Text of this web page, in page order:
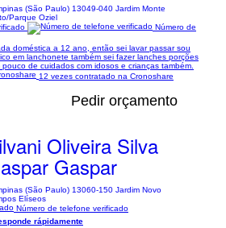
(São Paulo) 13049-040 Jardim Monte
Parque Oziel
Número de
doméstica a 12 ano, então sei lavar passar sou
em lanchonete também sei fazer lanches porções
de cuidados com idosos e crianças também.
12 vezes contratado na Cronoshare
Pedir orçamento
Oliveira Silva
Gaspar
(São Paulo) 13060-150 Jardim Novo
Elíseos
Número de telefone verificado
rápidamente